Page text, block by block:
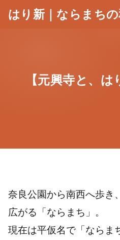
はり新｜ならまち
【元興寺と、は
奈良公園から南西へ歩き
広がる「ならまち」。
現在は平仮名で「ならま